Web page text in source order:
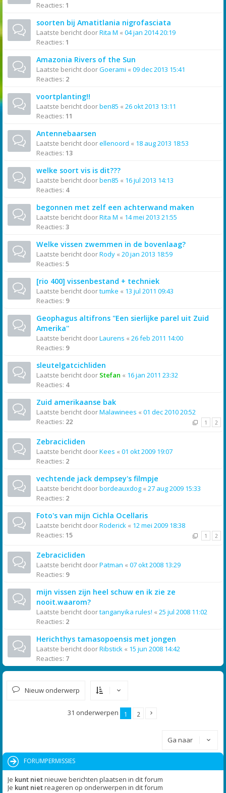
Reacties: 1
soorten bij Amatitlania nigrofasciata
Laatste bericht doorRita M « 04 jan 2014 20:19
Reacties: 1
Amazonia Rivers of the Sun
Laatste bericht doorGoerami « 09 dec 2013 15:41
Reacties: 2
voortplanting!!
Laatste bericht doorben85 « 26 okt 2013 13:11
Reacties: 11
Antennebaarsen
Laatste bericht doorellenoord « 18 aug 2013 18:53
Reacties: 13
welke soort vis is dit???
Laatste bericht doorben85 « 16 jul 2013 14:13
Reacties: 4
begonnen met zelf een achterwand maken
Laatste bericht doorRita M « 14 mei 2013 21:55
Reacties: 3
Welke vissen zwemmen in de bovenlaag?
Laatste bericht doorRody « 20 jan 2013 18:59
Reacties: 5
[rio 400] vissenbestand + techniek
Laatste bericht doortumke « 13 jul 2011 09:43
Reacties: 9
Geophagus altifrons ''Een sierlijke parel uit Zuid
Amerika''
Laatste bericht doorLaurens « 26 feb 2011 14:00
Reacties: 9
sleutelgatcichliden
Laatste bericht door Stefan « 16 jan 2011 23:32
Reacties: 4
Zuid amerikaanse bak
Laatste bericht doorMalawinees « 01 dec 2010 20:52
Reacties: 22 1 2
Zebracicliden
Laatste bericht doorKees « 01 okt 2009 19:07
Reacties: 2
vechtende jack dempsey's filmpje
Laatste bericht doorbordeauxdog « 27 aug 2009 15:33
Reacties: 2
Foto's van mijn Cichla Ocellaris
Laatste bericht doorRoderick « 12 mei 2009 18:38
Reacties: 15 1 2
Zebracicliden
Laatste bericht doorPatman « 07 okt 2008 13:29
Reacties: 9
mijn vissen zijn heel schuw en ik zie ze
nooit.waarom?
Laatste bericht doortanganyika rules! « 25 jul 2008 11:02
Reacties: 2
Herichthys tamasopoensis met jongen
Laatste bericht doorRibstick « 15 jun 2008 14:42
Reacties: 7
Nieuw onderwerp
31 onderwerpen 1 2
Ga naar
FORUMPERMISSIES
Je kunt nietnieuwe berichten plaatsen in dit forum
Je kunt nietreageren op onderwerpen in dit forum